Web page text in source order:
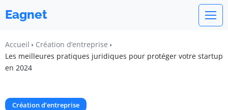
Eagnet
Accueil
Création d’entreprise
Les meilleures pratiques juridiques pour protéger votre startup
en 2024
Création d’entreprise